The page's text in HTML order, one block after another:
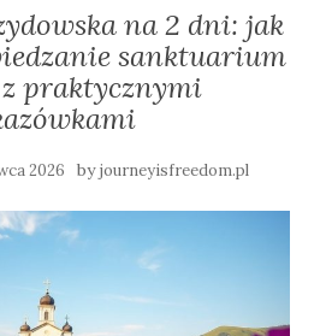
na 2 dni: jak
sanktuarium
praktycznymi
2026 byjourneyisfreedom.pl